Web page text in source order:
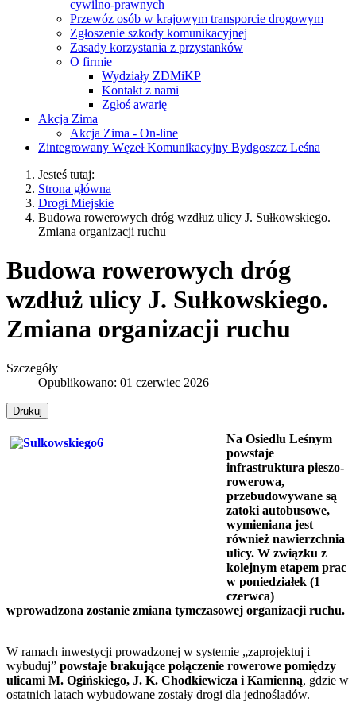
cywilno-prawnych
Przewóz osób w krajowym transporcie drogowym
Zgłoszenie szkody komunikacyjnej
Zasady korzystania z przystanków
O firmie
Wydziały ZDMiKP
Kontakt z nami
Zgłoś awarię
Akcja Zima
Akcja Zima - On-line
Zintegrowany Węzeł Komunikacyjny Bydgoszcz Leśna
Jesteś tutaj:
Strona główna
Drogi Miejskie
Budowa rowerowych dróg wzdłuż ulicy J. Sułkowskiego.
Zmiana organizacji ruchu
Budowa rowerowych dróg
wzdłuż ulicy J. Sułkowskiego.
Zmiana organizacji ruchu
Szczegóły
Opublikowano: 01 czerwiec 2026
Drukuj
Na Osiedlu Leśnym
powstaje
infrastruktura pieszo-
rowerowa,
przebudowywane są
zatoki autobusowe,
wymieniana jest
również nawierzchnia
ulicy. W związku z
kolejnym etapem prac
w poniedziałek (1
czerwca)
wprowadzona zostanie zmiana tymczasowej organizacji ruchu.
W ramach inwestycji prowadzonej w systemie „zaprojektuj i
wybuduj” powstaje brakujące połączenie rowerowe pomiędzy
ulicami M. Ogińskiego, J. K. Chodkiewicza i Kamienną, gdzie w
ostatnich latach wybudowane zostały drogi dla jednośladów.